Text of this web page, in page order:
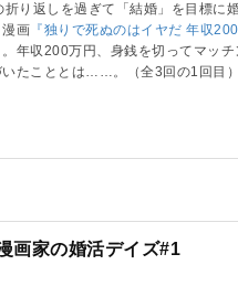
り返しを過ぎて「結婚」を目標に
画 『独りで死ぬのはイヤだ 年収
。年収200万円、身銭を切ってマッチ
いたこととは……。
（全3回の1回目）
画家の婚活デイズ#1